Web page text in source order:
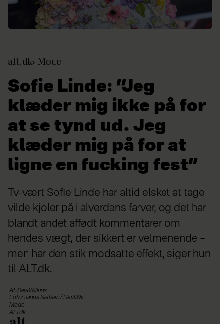
alt.dk Mode
Sofie Linde: ”Jeg
klæder mig ikke på for
at se tynd ud. Jeg
klæder mig på for at
ligne en fucking fest”
Tv-vært Sofie Linde har altid elsket at tage
vilde kjoler på i alverdens farver, og det har
blandt andet affødt kommentarer om
hendes vægt, der sikkert er velmenende –
men har den stik modsatte effekt, siger hun
til ALT.dk.
Af: Sara Wilkins
Foto: Janus Nielsen / Her&Nu
Mode
ALT.dk